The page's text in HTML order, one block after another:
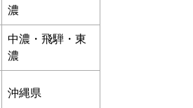
濃
中濃・飛騨・東
濃
沖縄県